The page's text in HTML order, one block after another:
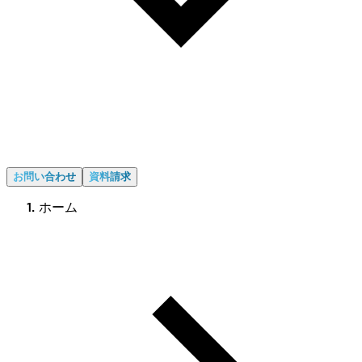
お問い合わせ 資料請求
ホーム